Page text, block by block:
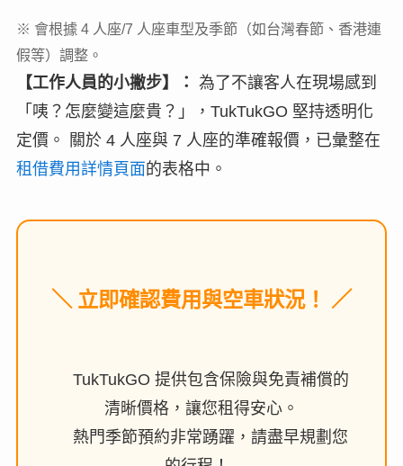
※ 會根據 4 人座/7 人座車型及季節（如台灣春節、香港連
假等）調整。
【工作人員的小撇步】： 為了不讓客人在現場感到
「咦？怎麼變這麼貴？」，TukTukGO 堅持透明化
定價。 關於 4 人座與 7 人座的準確報價，已彙整在
租借費用詳情頁面的表格中。
＼ 立即確認費用與空車狀況！ ／
TukTukGO 提供包含保險與免責補償的
清晰價格，讓您租得安心。
熱門季節預約非常踴躍，請盡早規劃您